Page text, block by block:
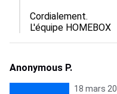
Cordialement.
L'équipe HOMEBOX
Anonymous P.
18 mars